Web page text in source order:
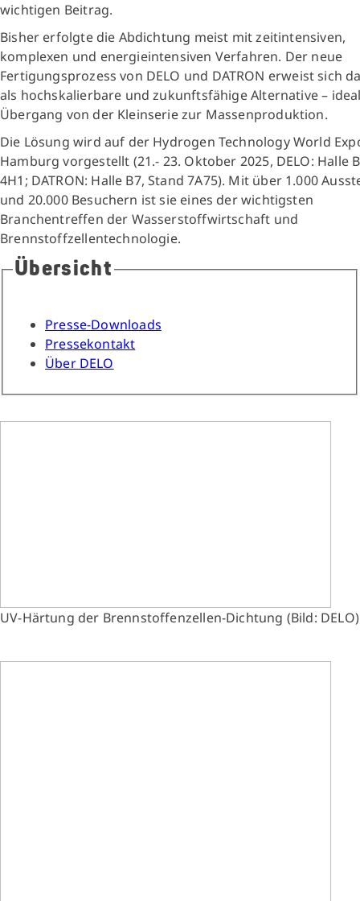
wichtigen Beitrag.
Bisher erfolgte die Abdichtung meist mit zeitintensiven,
komplexen und energieintensiven Verfahren. Der neue
Fertigungsprozess von DELO und DATRON erweist sich
als hochskalierbare und zukunftsfähige Alternative –
Übergang von der Kleinserie zur Massenproduktion.
Die Lösung wird auf der Hydrogen Technology World
Hamburg vorgestellt (21.- 23. Oktober 2025, DELO: Halle
4H1; DATRON: Halle B7, Stand 7A75). Mit über 1.000
und 20.000 Besuchern ist sie eines der wichtigsten
Branchentreffen der Wasserstoffwirtschaft und
Brennstoffzellentechnologie.
Übersicht
Presse-Downloads
Pressekontakt
Über DELO
UV-Härtung der Brennstoffenzellen-Dichtung (Bild: DELO)